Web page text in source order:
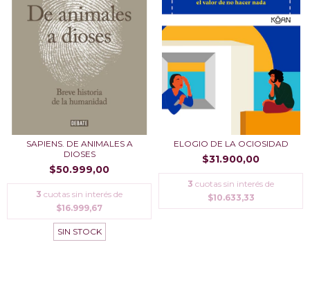
SAPIENS. DE ANIMALES A
DIOSES
$50.999,00
3 cuotas sin interés de
$16.999,67
SIN STOCK
ELOGIO DE LA OCIOSIDAD
$31.900,00
3 cuotas sin interés de
$10.633,33